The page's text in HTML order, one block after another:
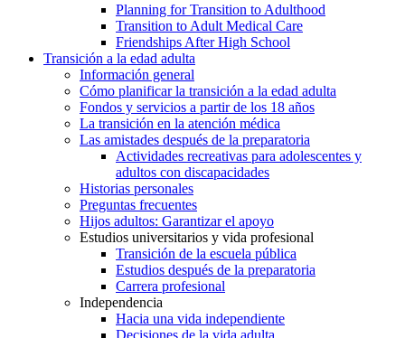
Planning for Transition to Adulthood
Transition to Adult Medical Care
Friendships After High School
Transición a la edad adulta
Información general
Cómo planificar la transición a la edad adulta
Fondos y servicios a partir de los 18 años
La transición en la atención médica
Las amistades después de la preparatoria
Actividades recreativas para adolescentes y
adultos con discapacidades
Historias personales
Preguntas frecuentes
Hijos adultos: Garantizar el apoyo
Estudios universitarios y vida profesional
Transición de la escuela pública
Estudios después de la preparatoria
Carrera profesional
Independencia
Hacia una vida independiente
Decisiones de la vida adulta